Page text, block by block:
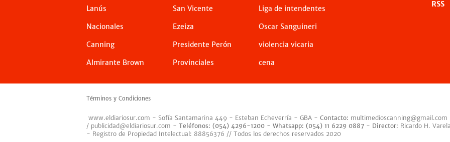
Lanús
Nacionales
Canning
Almirante Brown
San Vicente
Ezeiza
Presidente Perón
Provinciales
Liga de intendentes
Oscar Sanguineri
violencia vicaria
cena
RSS
Términos y Condiciones
www.eldiariosur.com - Sofía Santamarina 449 - Esteban Echeverría - GBA - Contacto: multimedioscanning@gmail.com
/ publicidad@eldiariosur.com - Teléfonos: (054) 4296-1200 - Whatsapp: (054) 11 6229 0887 - Director: Ricardo H.
- Registro de Propiedad Intelectual: 88856376 // Todos los derechos reservados 2020